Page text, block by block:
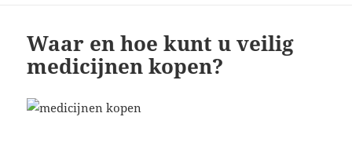
Waar en hoe kunt u veilig
medicijnen kopen?